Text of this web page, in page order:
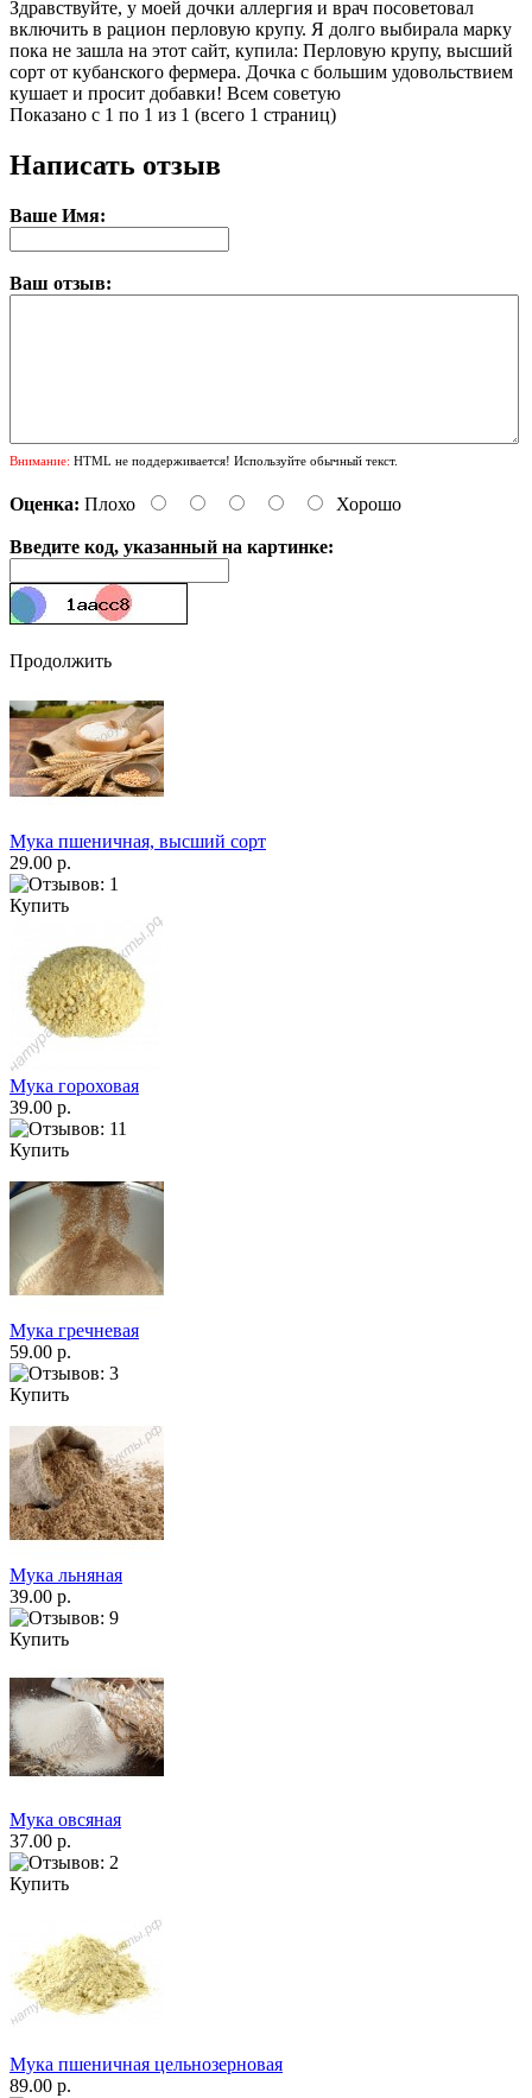
Здравствуйте, у моей дочки аллергия и врач посоветовал
включить в рацион перловую крупу. Я долго выбирала марку
пока не зашла на этот сайт, купила: Перловую крупу, высший
сорт от кубанского фермера. Дочка с большим удовольствием
кушает и просит добавки! Всем советую
Показано с 1 по 1 из 1 (всего 1 страниц)
Написать отзыв
Ваше Имя:
Ваш отзыв:
Внимание: HTML не поддерживается! Используйте обычный текст.
Оценка: Плохо Хорошо
Введите код, указанный на картинке:
Продолжить
Мука пшеничная, высший сорт
29.00 р.
Купить
Мука гороховая
39.00 р.
Купить
Мука гречневая
59.00 р.
Купить
Мука льняная
39.00 р.
Купить
Мука овсяная
37.00 р.
Купить
Мука пшеничная цельнозерновая
89.00 р.